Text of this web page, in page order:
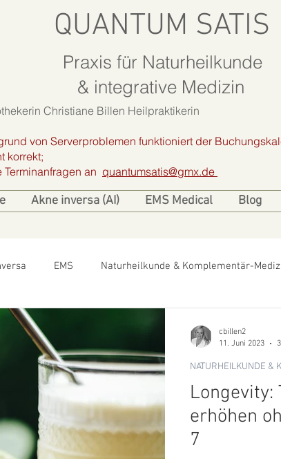
QUANTUM SATIS
Praxis für Naturheilkunde
& integrative Medizin
Christiane Billen Heilpraktikerin
von Serverproblemen funktioniert der
korrekt;
Terminanfragen an quantumsatis@gmx.de
Akne inversa (AI) EMS Medical Blog
EMS Naturheilkunde & Komplementär-Mediz
erhöhen
7
NATURHEILKUNDE &
cbillen2
11. Juni 2023